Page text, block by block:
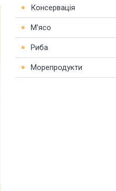
Консервація
М'ясо
Риба
Морепродукти